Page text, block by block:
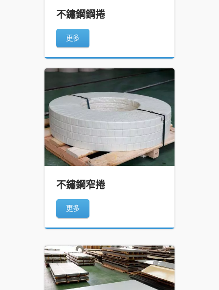
不鏽鋼鋼捲
更多
不鏽鋼窄捲
更多